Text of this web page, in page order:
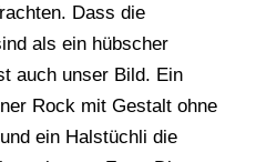
Dass die
als ein hübscher
auch unser Bild. Ein
Rock mit Gestalt ohne
ein Halstüchli die